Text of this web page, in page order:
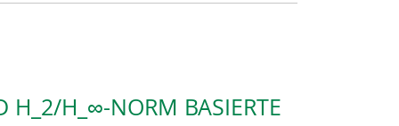
H_2/H_∞-NORM BASIERTE